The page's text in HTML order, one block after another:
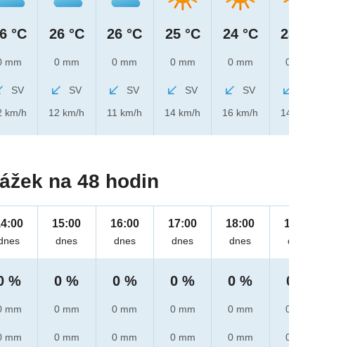
°C
mm
SV
km/h
26 °C
0 mm
SV
12 km/h
26 °C
0 mm
SV
11 km/h
25 °C
0 mm
SV
14 km/h
24 °C
0 mm
SV
16 km/h
23 °C
0 mm
14 km/h
na 48 hodin
%
mm
mm
15:00
dnes
0 %
0 mm
0 mm
16:00
dnes
0 %
0 mm
0 mm
17:00
dnes
0 %
0 mm
0 mm
18:00
dnes
0 %
0 mm
0 mm
19:00
dnes
0 %
0 mm
0 mm